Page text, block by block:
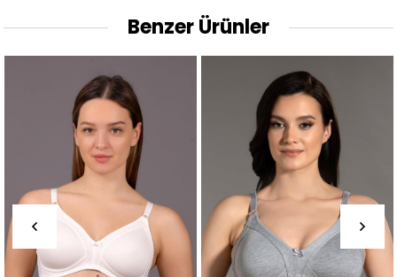
Benzer Ürünler